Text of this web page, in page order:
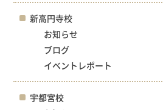
新高円寺校
お知らせ
ブログ
イベントレポート
宇都宮校